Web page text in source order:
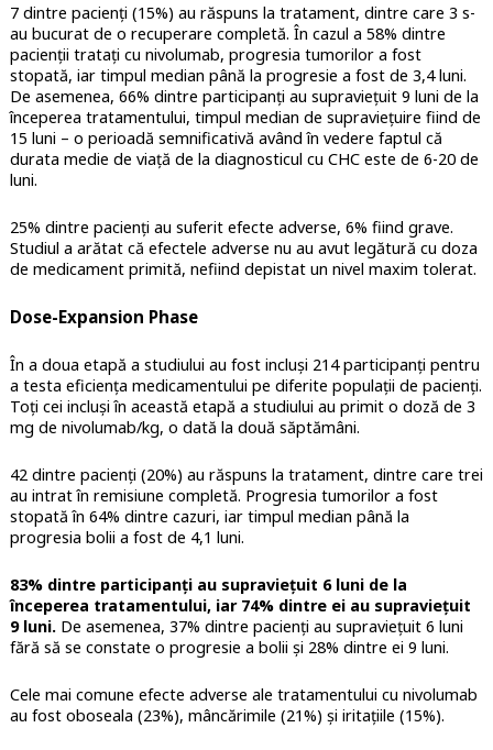
7 dintre pacienți (15%) au răspuns la tratament, dintre care 3 s-
au bucurat de o recuperare completă. În cazul a 58% dintre
pacienții tratați cu nivolumab, progresia tumorilor a fost
stopată, iar timpul median până la progresie a fost de 3,4 luni.
De asemenea, 66% dintre participanți au supraviețuit 9 luni de la
începerea tratamentului, timpul median de supraviețuire fiind de
15 luni – o perioadă semnificativă având în vedere faptul că
durata medie de viață de la diagnosticul cu CHC este de 6-20 de
luni.
25% dintre pacienți au suferit efecte adverse, 6% fiind grave.
Studiul a arătat că efectele adverse nu au avut legătură cu doza
de medicament primită, nefiind depistat un nivel maxim tolerat.
Dose-Expansion Phase
În a doua etapă a studiului au fost incluși 214 participanți pentru
a testa eficiența medicamentului pe diferite populații de pacienți.
Toți cei incluși în această etapă a studiului au primit o doză de 3
mg de nivolumab/kg, o dată la două săptămâni.
42 dintre pacienți (20%) au răspuns la tratament, dintre care trei
au intrat în remisiune completă. Progresia tumorilor a fost
stopată în 64% dintre cazuri, iar timpul median până la
progresia bolii a fost de 4,1 luni.
83% dintre participanți au supraviețuit 6 luni de la
începerea tratamentului, iar 74% dintre ei au supraviețuit
9 luni.De asemenea, 37% dintre pacienți au supraviețuit 6 luni
fără să se constate o progresie a bolii și 28% dintre ei 9 luni.
Cele mai comune efecte adverse ale tratamentului cu nivolumab
au fost oboseala (23%), mâncărimile (21%) și iritațiile (15%).